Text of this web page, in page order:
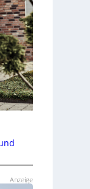
Anzeige